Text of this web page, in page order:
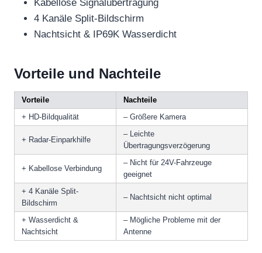
Kabellose Signalübertragung
4 Kanäle Split-Bildschirm
Nachtsicht & IP69K Wasserdicht
Vorteile und Nachteile
Vorteile
Nachteile
+ HD-Bildqualität
– Größere Kamera
+ Radar-Einparkhilfe
– Leichte
Übertragungsverzögerung
+ Kabellose Verbindung
– Nicht für 24V-Fahrzeuge
geeignet
+ 4 Kanäle Split-
Bildschirm
– Nachtsicht nicht optimal
+ Wasserdicht &
Nachtsicht
– Mögliche Probleme mit der
Antenne